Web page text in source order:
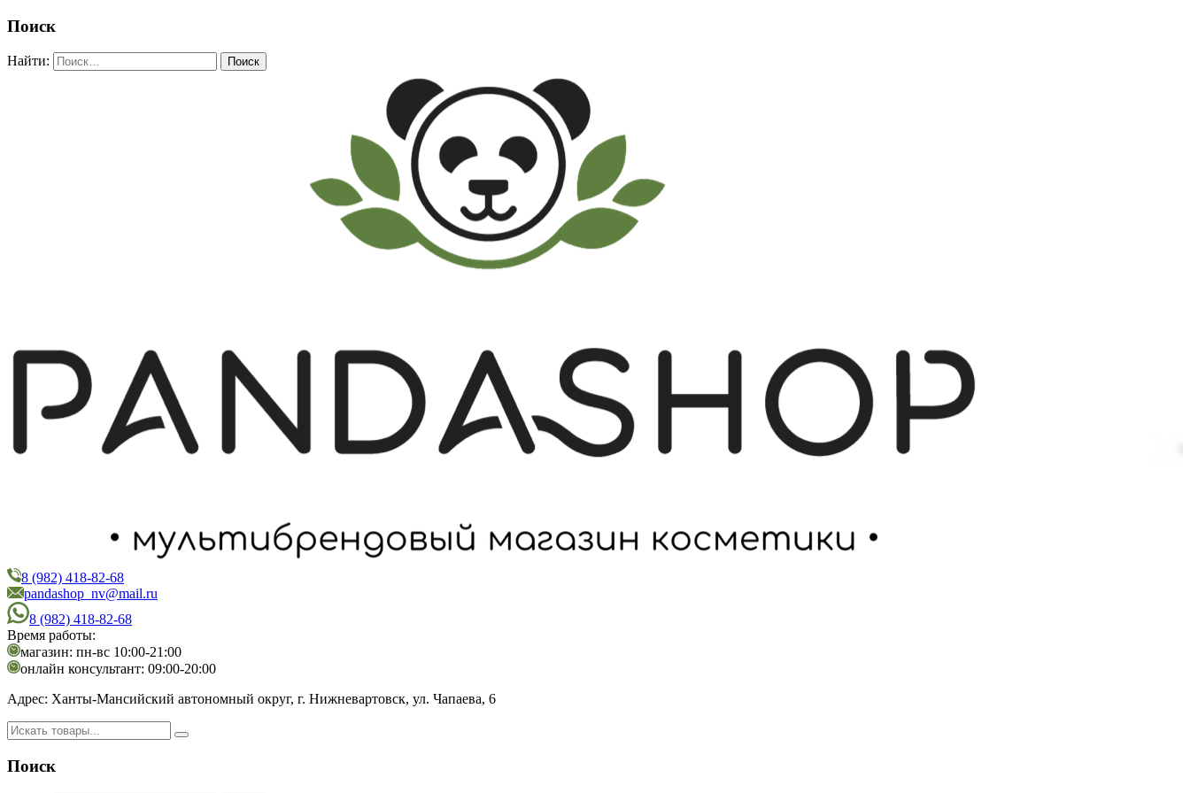
Поиск
Найти:
PandaShop
Интернет-магазин косметики
8 (982) 418-82-68
pandashop_nv@mail.ru
8 (982) 418-82-68
Время работы:
магазин: пн-вс 10:00-21:00
онлайн консультант: 09:00-20:00
Адрес: Ханты-Мансийский автономный округ, г. Нижневартовск, ул. Чапаева, 6
Поиск